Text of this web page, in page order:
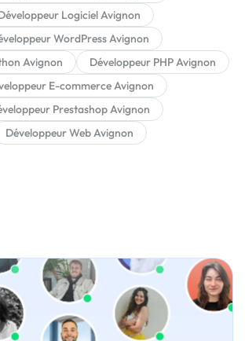
Logiciel Avignon
WordPress Avignon
Avignon
Développeur PHP Avignon
E-commerce Avignon
Prestashop Avignon
Développeur Web Avignon